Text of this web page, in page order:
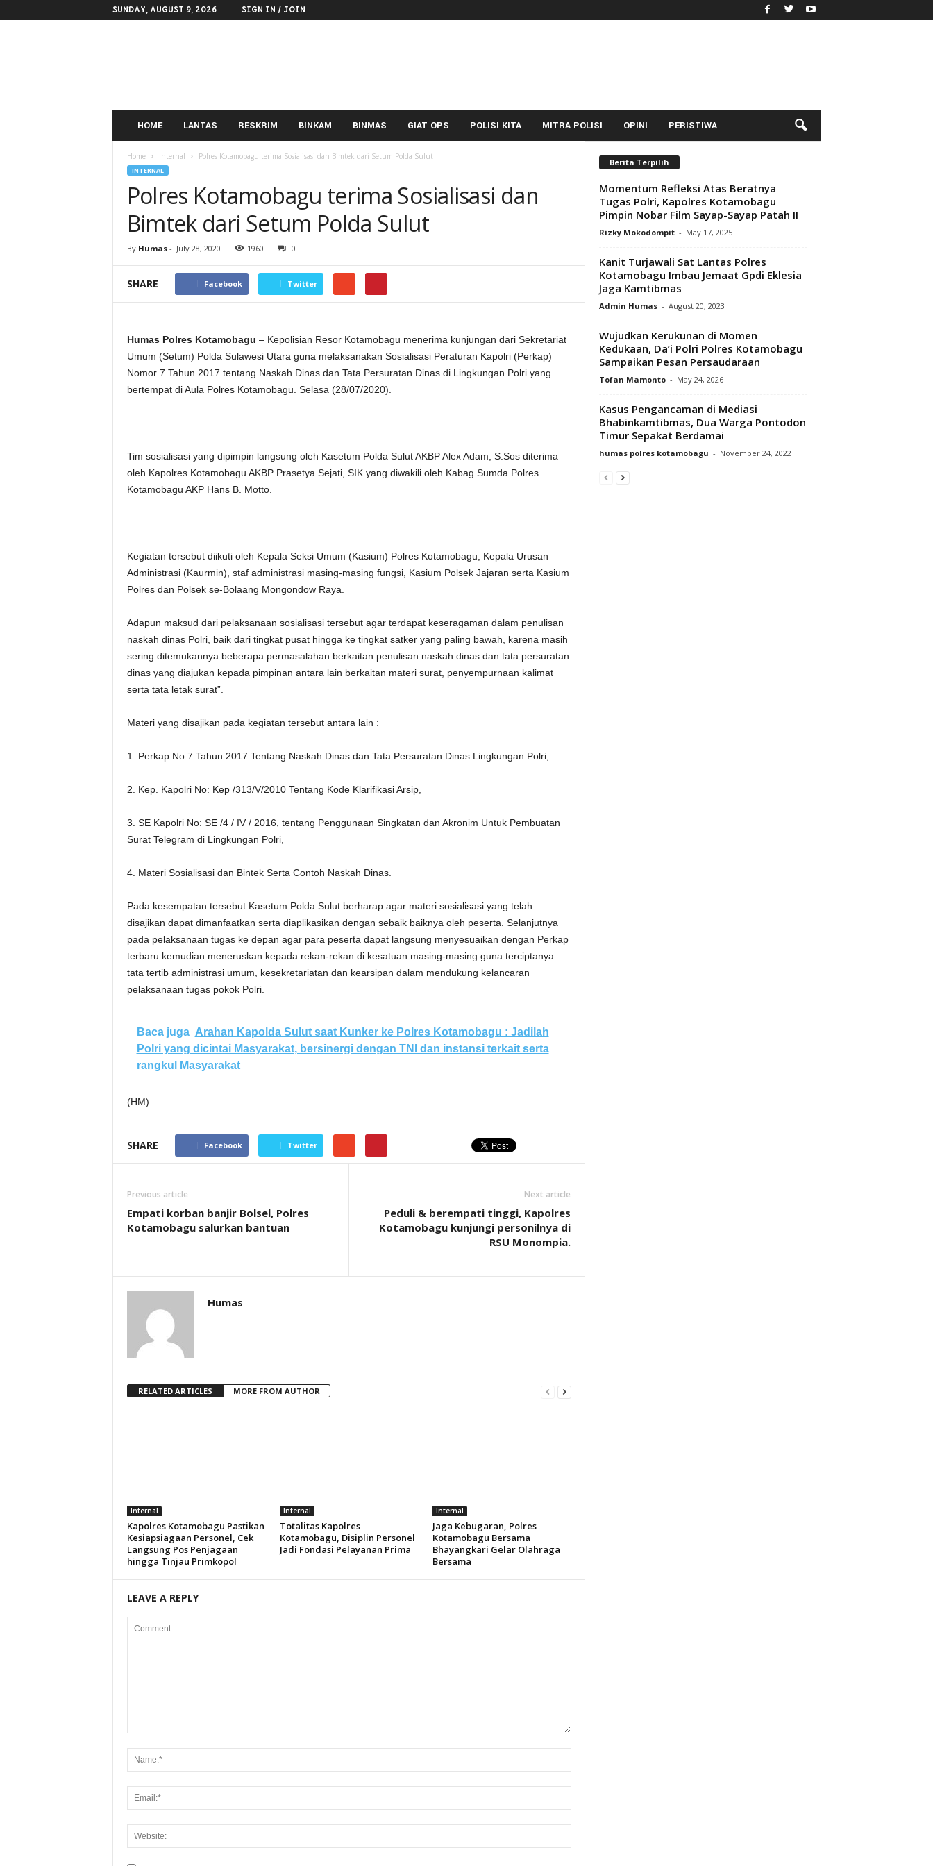
SUNDAY, AUGUST 9, 2026 SIGN IN / JOIN
HOME LANTAS RESKRIM BINKAM BINMAS GIAT OPS POLISI KITA MITRA POLISI OPINI PERISTIWA
Home Internal Polres Kotamobagu terima Sosialisasi dan Bimtek dari Setum Polda Sulut
INTERNAL
Polres Kotamobagu terima Sosialisasi dan
Bimtek dari Setum Polda Sulut
By Humas- July 28, 2020 1960 0
SHARE Facebook Twitter
Humas Polres Kotamobagu – Kepolisian Resor Kotamobagu menerima kunjungan dari Sekretariat
Umum (Setum) Polda Sulawesi Utara guna melaksanakan Sosialisasi Peraturan Kapolri (Perkap)
Nomor 7 Tahun 2017 tentang Naskah Dinas dan Tata Persuratan Dinas di Lingkungan Polri yang
bertempat di Aula Polres Kotamobagu. Selasa (28/07/2020).
Tim sosialisasi yang dipimpin langsung oleh Kasetum Polda Sulut AKBP Alex Adam, S.Sos diterima
oleh Kapolres Kotamobagu AKBP Prasetya Sejati, SIK yang diwakili oleh Kabag Sumda Polres
Kotamobagu AKP Hans B. Motto.
Kegiatan tersebut diikuti oleh Kepala Seksi Umum (Kasium) Polres Kotamobagu, Kepala Urusan
Administrasi (Kaurmin), staf administrasi masing-masing fungsi, Kasium Polsek Jajaran serta Kasium
Polres dan Polsek se-Bolaang Mongondow Raya.
Adapun maksud dari pelaksanaan sosialisasi tersebut agar terdapat keseragaman dalam penulisan
naskah dinas Polri, baik dari tingkat pusat hingga ke tingkat satker yang paling bawah, karena masih
sering ditemukannya beberapa permasalahan berkaitan penulisan naskah dinas dan tata persuratan
dinas yang diajukan kepada pimpinan antara lain berkaitan materi surat, penyempurnaan kalimat
serta tata letak surat”.
Materi yang disajikan pada kegiatan tersebut antara lain :
1. Perkap No 7 Tahun 2017 Tentang Naskah Dinas dan Tata Persuratan Dinas Lingkungan Polri,
2. Kep. Kapolri No: Kep /313/V/2010 Tentang Kode Klarifikasi Arsip,
3. SE Kapolri No: SE /4 / IV / 2016, tentang Penggunaan Singkatan dan Akronim Untuk Pembuatan
Surat Telegram di Lingkungan Polri,
4. Materi Sosialisasi dan Bintek Serta Contoh Naskah Dinas.
Pada kesempatan tersebut Kasetum Polda Sulut berharap agar materi sosialisasi yang telah
disajikan dapat dimanfaatkan serta diaplikasikan dengan sebaik baiknya oleh peserta. Selanjutnya
pada pelaksanaan tugas ke depan agar para peserta dapat langsung menyesuaikan dengan Perkap
terbaru kemudian meneruskan kepada rekan-rekan di kesatuan masing-masing guna terciptanya
tata tertib administrasi umum, kesekretariatan dan kearsipan dalam mendukung kelancaran
pelaksanaan tugas pokok Polri.
Baca juga Arahan Kapolda Sulut saat Kunker ke Polres Kotamobagu : Jadilah
Polri yang dicintai Masyarakat, bersinergi dengan TNI dan instansi terkait serta
rangkul Masyarakat
(HM)
SHARE Facebook Twitter
Previous article
Empati korban banjir Bolsel, Polres
Kotamobagu salurkan bantuan
Next article
Peduli & berempati tinggi, Kapolres
Kotamobagu kunjungi personilnya di
RSU Monompia.
Humas
RELATED ARTICLES MORE FROM AUTHOR
Internal
Kapolres Kotamobagu Pastikan
Kesiapsiagaan Personel, Cek
Langsung Pos Penjagaan
hingga Tinjau Primkopol
Internal
Totalitas Kapolres
Kotamobagu, Disiplin Personel
Jadi Fondasi Pelayanan Prima
Internal
Jaga Kebugaran, Polres
Kotamobagu Bersama
Bhayangkari Gelar Olahraga
Bersama
LEAVE A REPLY
Berita Terpilih
Momentum Refleksi Atas Beratnya
Tugas Polri, Kapolres Kotamobagu
Pimpin Nobar Film Sayap-Sayap Patah II
Rizky Mokodompit - May 17, 2025
Kanit Turjawali Sat Lantas Polres
Kotamobagu Imbau Jemaat Gpdi Eklesia
Jaga Kamtibmas
Admin Humas - August 20, 2023
Wujudkan Kerukunan di Momen
Kedukaan, Da’i Polri Polres Kotamobagu
Sampaikan Pesan Persaudaraan
Tofan Mamonto - May 24, 2026
Kasus Pengancaman di Mediasi
Bhabinkamtibmas, Dua Warga Pontodon
Timur Sepakat Berdamai
humas polres kotamobagu - November 24, 2022